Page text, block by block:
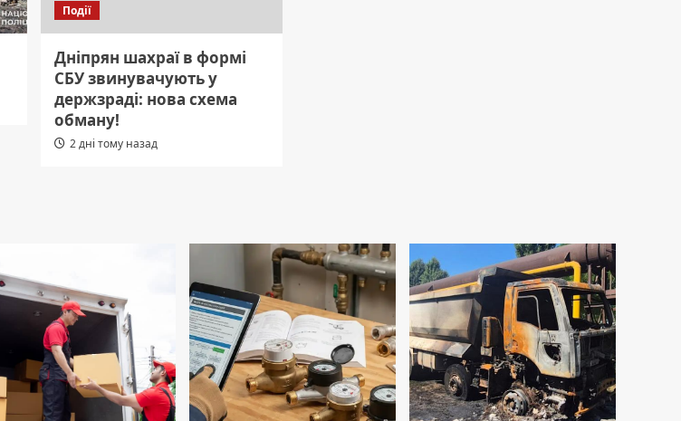
Події
Дніпрян шахраї в формі
СБУ звинувачують у
держзраді: нова схема
обману!
2 дні тому назад